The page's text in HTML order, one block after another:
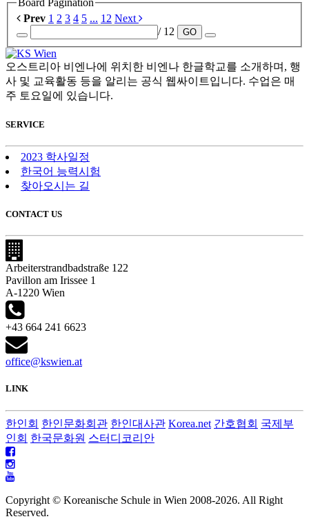
Prev 1 2 3 4 5 ... 12 Next
/ 12
GO
오스트리아 비엔나에 위치한 비엔나 한글학교를 소개하며, 행
사 및 교육활동 등을 알리는 공식 웹싸이트입니다. 수업은 매
주 토요일에 있습니다.
SERVICE
2023 학사일정
한국어 능력시험
찾아오시는 길
CONTACT US
Arbeiterstrandbadstraße 122
Pavillon am Irissee 1
A-1220 Wien
+43 664 241 6623
office@kswien.at
LINK
한인회 한인문화회관 한인대사관 Korea.net 간호협회 국제부
인회 한국문화원 스터디코리안
Copyright © Koreanische Schule in Wien 2008-2026. All Right
Reserved.